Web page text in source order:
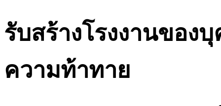
รับสร้างโรงงานของ
ความท้าทาย